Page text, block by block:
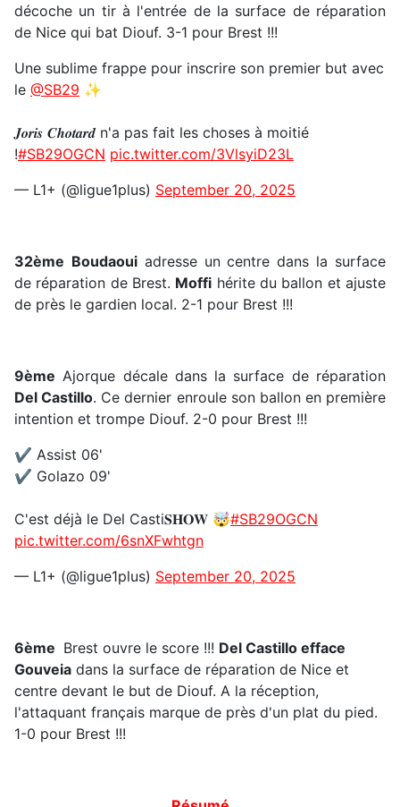
décoche un tir à l'entrée de la surface de réparation
de Nice qui bat Diouf. 3-1 pour Brest !!!
Une sublime frappe pour inscrire son premier but avec
le @SB29 ✨
𝑱𝒐𝒓𝒊𝒔 𝑪𝒉𝒐𝒕𝒂𝒓𝒅 n'a pas fait les choses à moitié
!#SB29OGCN pic.twitter.com/3VlsyiD23L
— L1+ (@ligue1plus) September 20, 2025
32ème Boudaouiadresse un centre dans la surface
de réparation de Brest. Moffi hérite du ballon et ajuste
de près le gardien local. 2-1 pour Brest !!!
9ème Ajorque décale dans la surface de réparation
Del Castillo. Ce dernier enroule son ballon en première
intention et trompe Diouf. 2-0 pour Brest !!!
✔️ Assist 06'
✔️ Golazo 09'
C'est déjà le Del Casti𝐒𝐇𝐎𝐖 🤯#SB29OGCN
pic.twitter.com/6snXFwhtgn
— L1+ (@ligue1plus) September 20, 2025
6ème Brest ouvre le score !!! Del Castillo efface
Gouveia dans la surface de réparation de Nice et
centre devant le but de Diouf. A la réception,
l'attaquant français marque de près d'un plat du pied.
1-0 pour Brest !!!